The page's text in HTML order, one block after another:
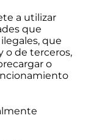
a utilizar
que
que
o de terceros,
o